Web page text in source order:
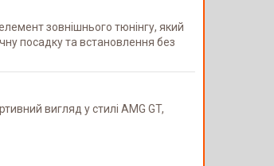
зовнішнього тюнінгу, який
посадку та встановлення без
вигляд у стилі AMG GT,